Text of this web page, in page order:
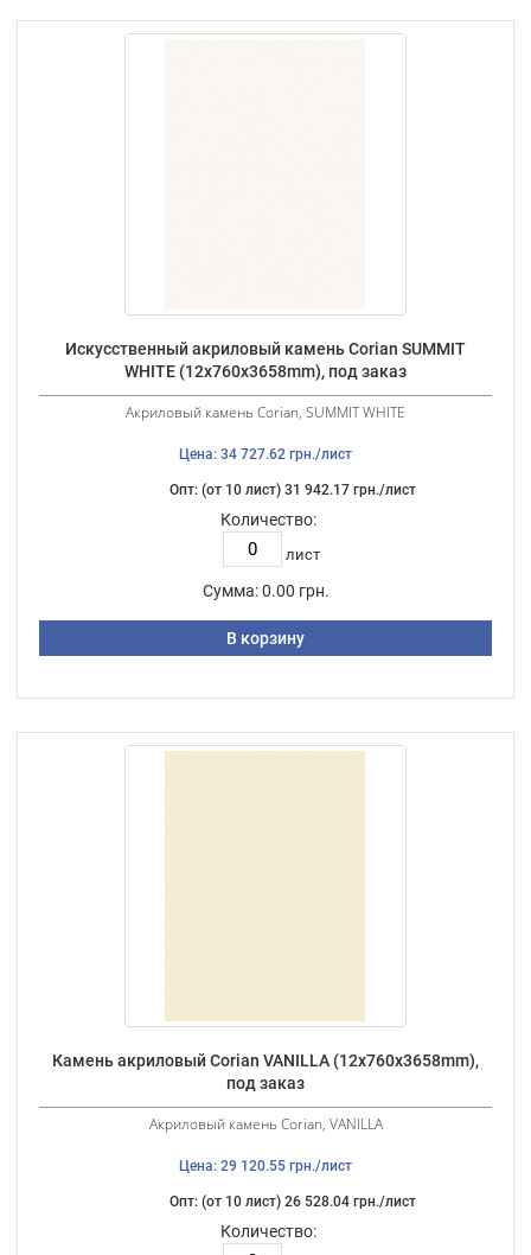
Искусственный акриловый камень Corian SUMMIT
WHITE (12х760х3658mm), под заказ
Акриловый камень Corian, SUMMIT WHITE
Цена: 34 727.62 грн./лист
Опт: (от 10 лист) 31 942.17 грн./лист
Количество:
лист
Сумма: 0.00 грн.
В корзину
Камень акриловый Corian VANILLA (12х760х3658mm),
под заказ
Акриловый камень Corian, VANILLA
Цена: 29 120.55 грн./лист
Опт: (от 10 лист) 26 528.04 грн./лист
Количество: